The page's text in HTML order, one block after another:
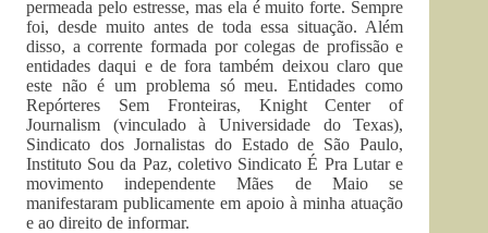
permeada pelo estresse, mas ela é muito forte. Sempre
foi, desde muito antes de toda essa situação. Além
disso, a corrente formada por colegas de profissão e
entidades daqui e de fora também deixou claro que
este não é um problema só meu. Entidades como
Repórteres Sem Fronteiras, Knight Center of
Journalism (vinculado à Universidade do Texas),
Sindicato dos Jornalistas do Estado de São Paulo,
Instituto Sou da Paz, coletivo Sindicato É Pra Lutar e
movimento independente Mães de Maio se
manifestaram publicamente em apoio à minha atuação
e ao direito de informar.